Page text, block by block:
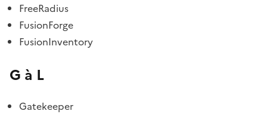
FreeRadius
FusionForge
FusionInventory
G à L
Gatekeeper